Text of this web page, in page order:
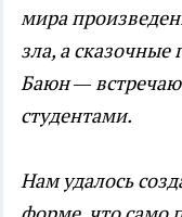
мира
зла, а
Баюн —
студентами.
Нам удалось